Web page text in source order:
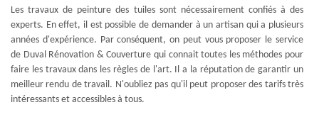
Les travaux de peinture des tuiles sont nécessairement confiés à des
experts. En effet, il est possible de demander à un artisan qui a plusieurs
années d'expérience. Par conséquent, on peut vous proposer le service
de Duval Rénovation & Couverture qui connait toutes les méthodes pour
faire les travaux dans les règles de l'art. Il a la réputation de garantir un
meilleur rendu de travail. N'oubliez pas qu'il peut proposer des tarifs très
intéressants et accessibles à tous.